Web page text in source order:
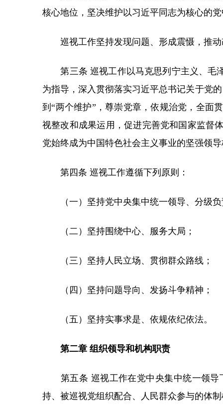
核心地位，坚决维护以习近平同志为核心的
巡视工作坚持发现问题、形成震慑，推动
第三条 巡视工作以马克思列宁主义、毛泽
为指导，深入贯彻落实习近平总书记关于党
到“两个维护”，尊崇党章，依规治党，全面
视整改和成果运用，促进完善党和国家监督
党始终成为中国特色社会主义事业的坚强领
第四条 巡视工作遵循下列原则：
（一）坚持党中央集中统一领导、分级负
（二）坚持围绕中心、服务大局；
（三）坚持人民立场、贯彻群众路线；
（四）坚持问题导向、发扬斗争精神；
（五）坚持实事求是、依规依纪依法。
第二章 组织领导和机构职责
第五条 巡视工作在党中央集中统一领导
持、被巡视党组织配合、人民群众参与的体